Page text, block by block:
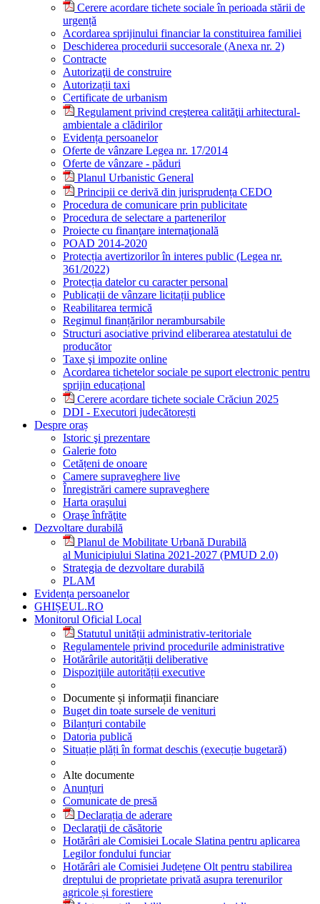
Cerere acordare tichete sociale în perioada stării de
urgență
Acordarea sprijinului financiar la constituirea familiei
Deschiderea procedurii succesorale (Anexa nr. 2)
Contracte
Autorizaţii de construire
Autorizații taxi
Certificate de urbanism
Regulament privind creşterea calităţii arhitectural-
ambientale a clădirilor
Evidența persoanelor
Oferte de vânzare Legea nr. 17/2014
Oferte de vânzare - păduri
Planul Urbanistic General
Principii ce derivă din jurisprudența CEDO
Procedura de comunicare prin publicitate
Procedura de selectare a partenerilor
Proiecte cu finanţare internaţională
POAD 2014-2020
Protecția avertizorilor în interes public (Legea nr.
361/2022)
Protecția datelor cu caracter personal
Publicații de vânzare licitații publice
Reabilitarea termică
Regimul finanțărilor nerambursabile
Structuri asociative privind eliberarea atestatului de
producător
Taxe şi impozite online
Acordarea tichetelor sociale pe suport electronic pentru
sprijin educațional
Cerere acordare tichete sociale Crăciun 2025
DDI - Executori judecătorești
Despre oraș
Istoric şi prezentare
Galerie foto
Cetățeni de onoare
Camere supraveghere live
Înregistrări camere supraveghere
Harta oraşului
Oraşe înfrăţite
Dezvoltare durabilă
Planul de Mobilitate Urbană Durabilă
al Municipiului Slatina 2021-2027 (PMUD 2.0)
Strategia de dezvoltare durabilă
PLAM
Evidența persoanelor
GHIȘEUL.RO
Monitorul Oficial Local
Statutul unității administrativ-teritoriale
Regulamentele privind procedurile administrative
Hotărârile autorității deliberative
Dispoziţiile autorității executive
Documente și informații financiare
Buget din toate sursele de venituri
Bilanțuri contabile
Datoria publică
Situație plăți în format deschis (execuție bugetară)
Alte documente
Anunțuri
Comunicate de presă
Declarația de aderare
Declaraţii de căsătorie
Hotărâri ale Comisiei Locale Slatina pentru aplicarea
Legilor fondului funciar
Hotărâri ale Comisiei Județene Olt pentru stabilirea
dreptului de proprietate privată asupra terenurilor
agricole și forestiere